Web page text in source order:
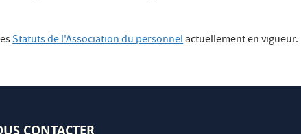
Statuts de l'Association du personnelactuellement en vigueur.
CONTACTER